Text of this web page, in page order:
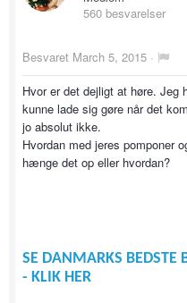
560 besvarelser
Besvaret March 5, 2015 ·
Hvor er det dejligt at høre. Jeg
kunne lade sig gøre når det
jo absolut ikke.
Hvordan med jeres pomponer
hænge det op eller hvordan?
SE DANMARKS BEDSTE
- KLIK HER